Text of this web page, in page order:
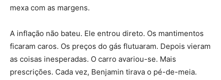
mexa com as margens.
A inflação não bateu. Ele entrou direto. Os mantimentos
ficaram caros. Os preços do gás flutuaram. Depois vieram
as coisas inesperadas. O carro avariou-se. Mais
prescrições. Cada vez, Benjamin tirava o pé-de-meia.